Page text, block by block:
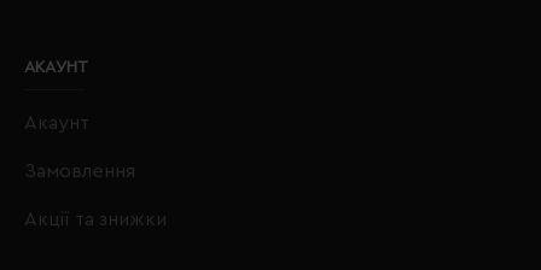
АКАУНТ
Акаунт
Замовлення
Акції та знижки